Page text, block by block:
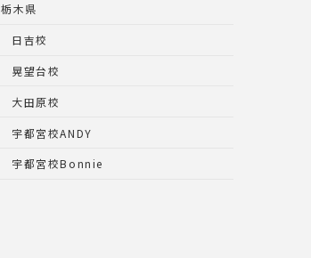
栃木県
日吉校
晃望台校
大田原校
宇都宮校ANDY
宇都宮校Bonnie